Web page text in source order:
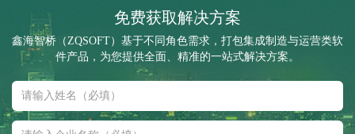
免费获取解决方案
鑫海智桥（ZQSOFT）基于不同角色需求，打包集成制造与运营类软
件产品，为您提供全面、精准的一站式解决方案。